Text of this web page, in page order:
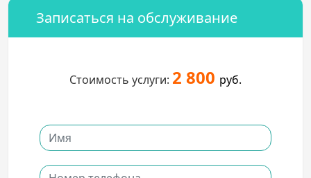
Записаться на обслуживание
Стоимость услуги: 2 800 руб.